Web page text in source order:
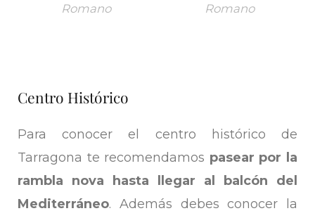
Romano
Romano
Centro Histórico
Para conocer el centro histórico de
Tarragona te recomendamos pasear por la
rambla nova hasta llegar al balcón del
Mediterráneo. Además debes conocer la